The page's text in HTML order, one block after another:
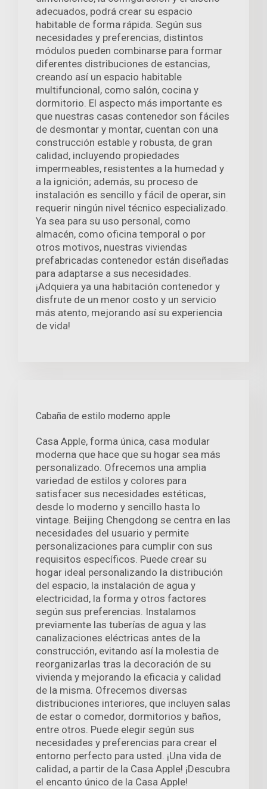
adecuados, podrá crear su espacio
habitable de forma rápida. Según sus
necesidades y preferencias, distintos
módulos pueden combinarse para formar
diferentes distribuciones de estancias,
creando así un espacio habitable
multifuncional, como salón, cocina y
dormitorio. El aspecto más importante es
que nuestras casas contenedor son fáciles
de desmontar y montar, cuentan con una
construcción estable y robusta, de gran
calidad, incluyendo propiedades
impermeables, resistentes a la humedad y
a la ignición; además, su proceso de
instalación es sencillo y fácil de operar, sin
requerir ningún nivel técnico especializado.
Ya sea para su uso personal, como
almacén, como oficina temporal o por
otros motivos, nuestras viviendas
prefabricadas contenedor están diseñadas
para adaptarse a sus necesidades.
¡Adquiera ya una habitación contenedor y
disfrute de un menor costo y un servicio
más atento, mejorando así su experiencia
de vida!
Cabaña de estilo moderno apple
Casa Apple, forma única, casa modular
moderna que hace que su hogar sea más
personalizado. Ofrecemos una amplia
variedad de estilos y colores para
satisfacer sus necesidades estéticas,
desde lo moderno y sencillo hasta lo
vintage. Beijing Chengdong se centra en las
necesidades del usuario y permite
personalizaciones para cumplir con sus
requisitos específicos. Puede crear su
hogar ideal personalizando la distribución
del espacio, la instalación de agua y
electricidad, la forma y otros factores
según sus preferencias. Instalamos
previamente las tuberías de agua y las
canalizaciones eléctricas antes de la
construcción, evitando así la molestia de
reorganizarlas tras la decoración de su
vivienda y mejorando la eficacia y calidad
de la misma. Ofrecemos diversas
distribuciones interiores, que incluyen salas
de estar o comedor, dormitorios y baños,
entre otros. Puede elegir según sus
necesidades y preferencias para crear el
entorno perfecto para usted. ¡Una vida de
calidad, a partir de la Casa Apple! ¡Descubra
el encanto único de la Casa Apple!